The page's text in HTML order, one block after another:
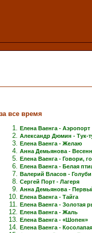
за все время
Елена Ваенга - Аэропорт
Александр Дюмин - Тук-
Елена Ваенга - Желаю
Анна Демьянова -
Елена Ваенга - Говори,
Елена Ваенга - Белая
Валерий Власов -
Сергей Порт - Лагеря
Анна Демьянова -
Елена Ваенга - Тайга
Елена Ваенга - Золотая
Елена Ваенга - Жаль
Елена Ваенга - «Шопен»
Елена Ваенга -